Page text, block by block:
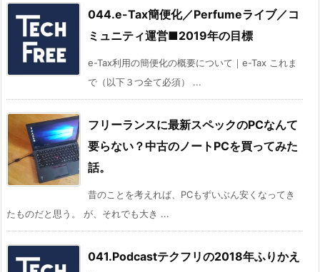
044.e-Tax簡便化／Perfumeライブ／コ
ミュニティ運営■2019年の目標
e-Tax利用の簡便化の概要について｜e-Tax これま
で（以下３つ全て必須） ...
フリーランスに最新スペックのPCなんて
要らない？中古のノートPCを買ってみた
話。
昔のことを考えれば、PCもずいぶん安くなってき
たものだと思う。 が、それでも大き ...
041.Podcastテクフリの2018年ふりかえ